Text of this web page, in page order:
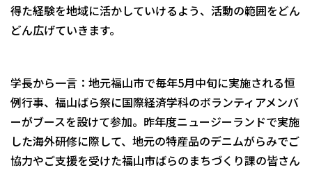
得た経験を地域に活かしていけるよう、活動の範囲をどん
どん広げていきます。
学長から一言：地元福山市で毎年5月中旬に実施される恒
例行事、福山ばら祭に国際経済学科のボランティアメンバ
ーがブースを設けて参加。昨年度ニュージーランドで実施
した海外研修に際して、地元の特産品のデニムがらみでご
協力やご支援を受けた福山市ばらのまちづくり課の皆さん